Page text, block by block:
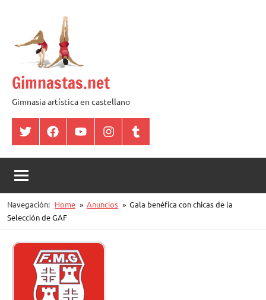
contenido
Gimnastas.net
Gimnasia artística en castellano
TwitterFacebookYouTubeInstagramTumblr
Navegación: Home Anuncios
Gala benéfica con chicas de la
Selección de GAF